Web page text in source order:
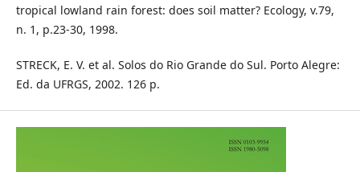
tropical lowland rain forest: does soil matter? Ecology, v.79,
n. 1, p.23-30, 1998.
STRECK, E. V. et al. Solos do Rio Grande do Sul. Porto Alegre:
Ed. da UFRGS, 2002. 126 p.